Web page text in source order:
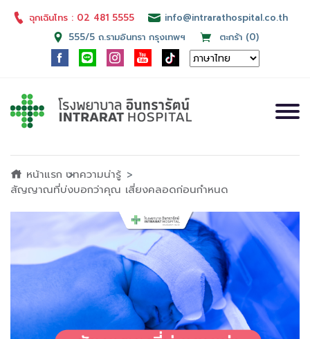
ฉุกเฉินโทร : 02 481 5555
info@intrarathospital.co.th
555/5 ถ.รามอินทรา กรุงเทพฯ
ตะกร้า (0)
หน้าแรก บทความน่ารู้
สัญญาณที่บ่งบอกว่าคุณ เสี่ยงคลอดก่อนกำหนด